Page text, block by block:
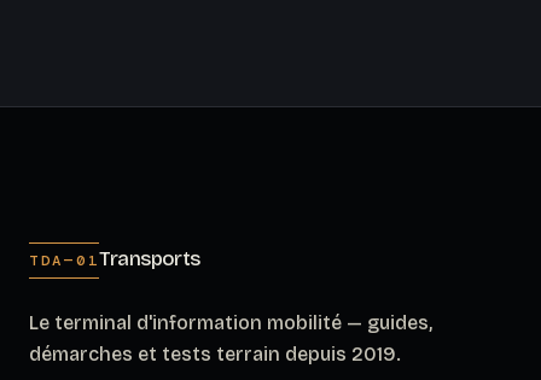
TDA—01Transports
Le terminal d'information mobilité — guides,
démarches et tests terrain depuis 2019.